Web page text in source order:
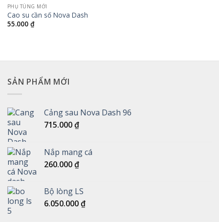
PHỤ TÙNG MỚI
Cao su cần số Nova Dash
55.000 ₫
SẢN PHẨM MỚI
Cảng sau Nova Dash 96
715.000₫
Nắp mang cá
260.000₫
Bộ lòng LS
6.050.000₫